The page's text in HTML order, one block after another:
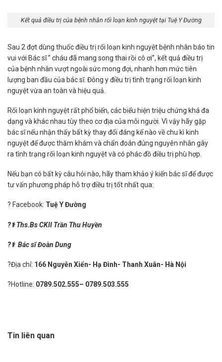
Kết quả điều trị của bệnh nhân rối loạn kinh nguyệt tại Tuệ Y Đường
Sau 2 đợt dùng thuốc điều trị rối loạn kinh nguyệt bệnh nhân báo tin
vui với Bác sĩ ” cháu đã mang song thai rồi cô ơi”, kết quả điều trị
của bệnh nhân vượt ngoài sức mong đợi, nhanh hơn mức tiên
lượng ban đầu của bác sĩ. Đông y điều trị tình trạng rối loạn kinh
nguyệt vừa an toàn và hiệu quả.
Rối loạn kinh nguyệt rất phổ biến, các biểu hiện triệu chứng khá đa
dạng và khác nhau tùy theo cơ địa của mỗi người. Vì vậy hãy gặp
bác sĩ nếu nhận thấy bất kỳ thay đổi đáng kể nào về chu kì kinh
nguyệt để được thăm khám và chẩn đoán đúng nguyên nhân gây
ra tình trạng rối loạn kinh nguyệt và có phác đồ điều trị phù hợp.
Nếu bạn có bất kỳ câu hỏi nào, hãy tham khảo ý kiến bác sĩ để được
tư vấn phương pháp hỗ trợ điều trị tốt nhất qua:
? Facebook: Tuệ Y Đường
?⚕️Ths.Bs CKII Trần Thu Huyền
?⚕️Bác sĩĐoàn Dung
?Địa chỉ: 166 Nguyễn Xiển- Hạ Đình- Thanh Xuân- Hà Nội
?Hotline: 0789.502.555– 0789.503.555
Tin liên quan